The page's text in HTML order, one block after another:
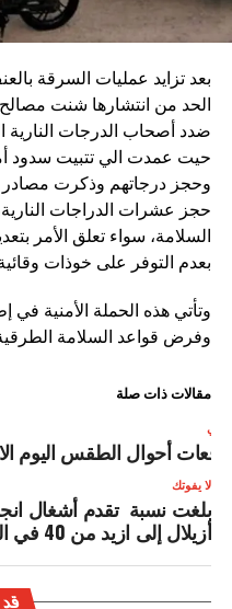
بعد تزايد عمليات السرقة
الحد من انتشارها شنت
ضدد أصحاب الدرجات النارية
حيت عمدت الي تتبيت سدود
وحجز درجاتهم وذكرت
حجز عشرات الدراجات
السلامة، سواء تعلق الأمر
بعدم التوفر على خوذات
وتأتي هذه الحملة الأمنية في
وفرض قواعد السلامة
مقالات ذات صلة
أحوال الطقس اليوم
لا يفوتك
بلغت نسبة تقدم أشغال
أزيلال إلى ازيد من 40 في المائة